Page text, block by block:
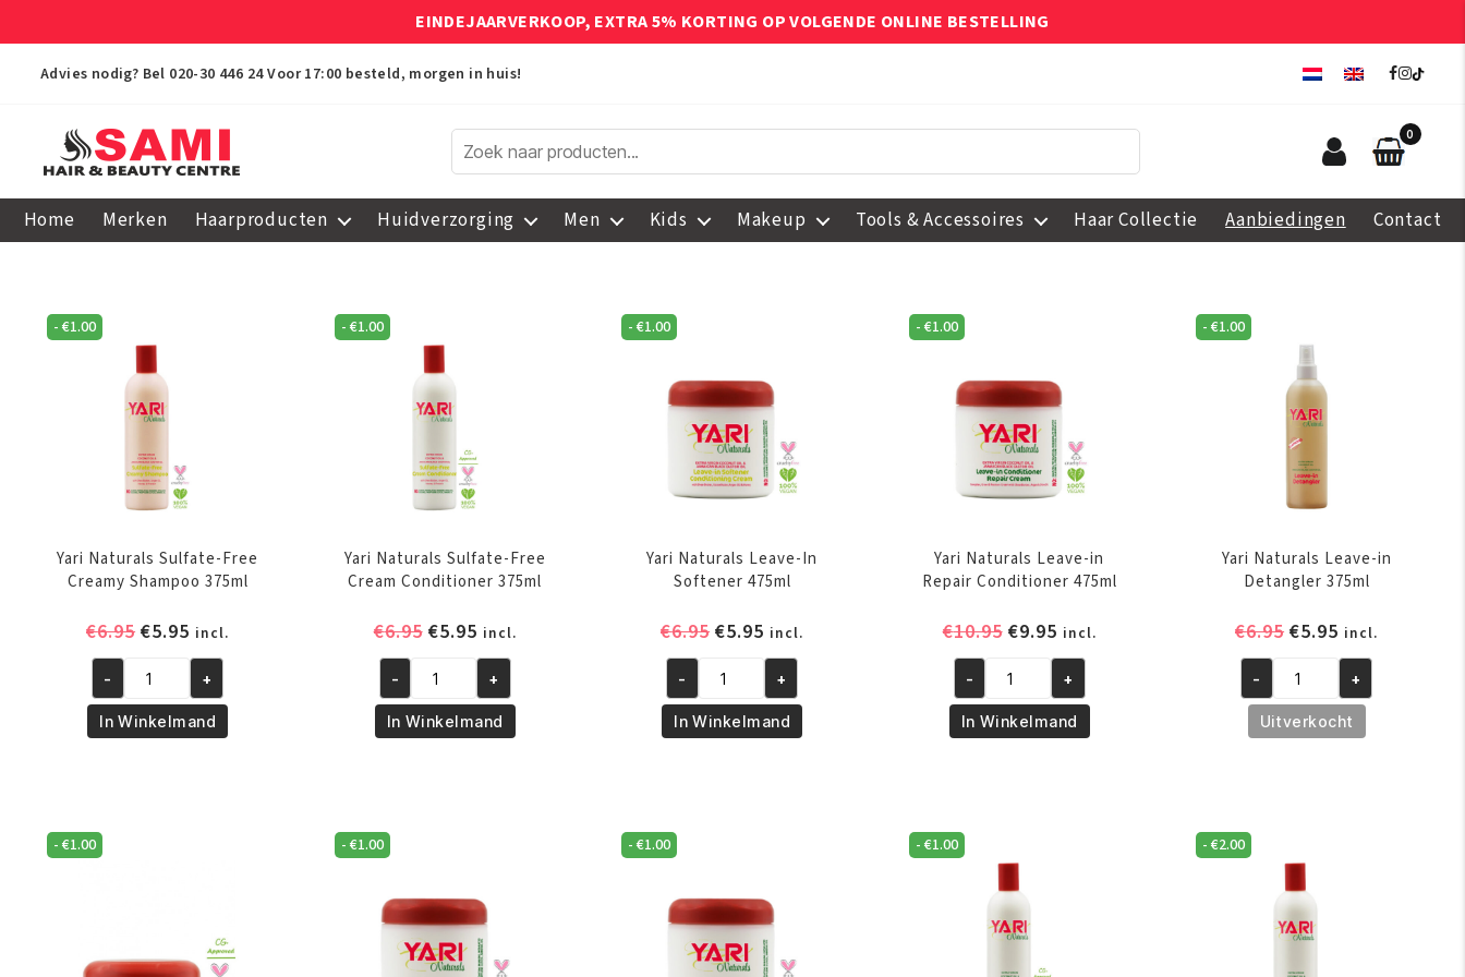
EINDEJAARVERKOOP, EXTRA 5% KORTING OP VOLGENDE ONLINE BESTELLING
Advies nodig? Bel 020-30 446 24 Voor 17:00 besteld, morgen in huis!
Hair
0
Home Merken Haarproducten Huidverzorging Men Kids Makeup Tools & Accessoires Haar Collectie Aanbiedingen Contact
- €1.00
Yari Naturals Sulfate-Free
Creamy Shampoo 375ml
€6.95 Oorspronkelijke
was:
€6.95.
€5.95 Huidige
prijs
is:
€5.95.
incl.
Yari
Naturals
Sulfate-
375ml
aantal
- +
In Winkelmand
- €1.00
Yari Naturals Sulfate-Free
Cream Conditioner 375ml
€6.95 Oorspronkelijke
was:
€6.95.
€5.95Huidige
prijs
is:
€5.95.
incl.
Yari
Naturals
Sulfate-
375ml
aantal
- +
In Winkelmand
- €1.00
Yari Naturals Leave-In
Softener 475ml
€6.95 Oorspronkelijke
was:
€6.95.
€5.95 Huidige
prijs
is:
€5.95.
incl.
Yari
Naturals
Leave-
aantal
- +
In Winkelmand
- €1.00
Yari Naturals Leave-in
Repair Conditioner 475ml
€10.95 Oorspronkelijke
was:
€10.95.
€9.95Huidige
prijs
is:
€9.95.
incl.
Yari
Naturals
Leave-
475ml
aantal
- +
In Winkelmand
- €1.00
Yari Naturals Leave-in
Detangler 375ml
€6.95 Oorspronkelijke
was:
€6.95.
€5.95 Huidige
prijs
is:
€5.95.
incl.
Yari
Naturals
Leave-
aantal
- +
Uitverkocht
- €1.00 - €1.00 - €1.00 - €1.00 - €2.00